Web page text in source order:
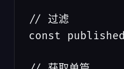
// 过滤
const